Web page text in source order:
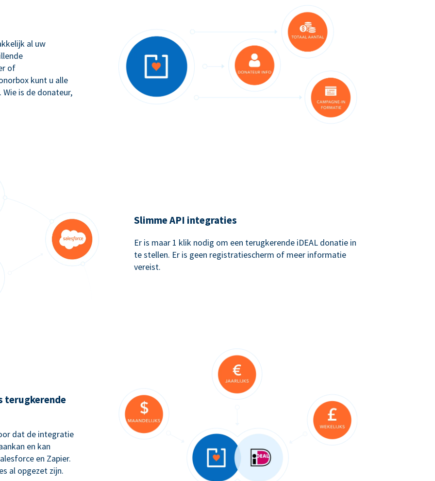
al uw
of
kunt u alle
is de donateur,
Slimme API integraties
Er is maar 1 klik nodig om een terugkerende iDEAL donatie in
te stellen. Er is geen registratiescherm of meer informatie
vereist.
terugkerende
dat de integratie
en kan
en Zapier.
al opgezet zijn.